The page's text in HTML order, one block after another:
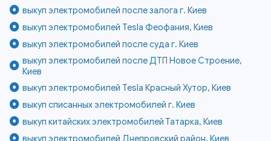
выкуп электромобилей после залога г. Киев
выкуп электромобилей Tesla Феофания, Киев
выкуп электромобилей после суда г. Киев
выкуп электромобилей после ДТП Новое Строение,
Киев
выкуп электромобилей Tesla Красный Хутор, Киев
выкуп списанных электромобилей г. Киев
выкуп китайских электромобилей Татарка, Киев
выкуп электромобилей Днепровский район, Киев